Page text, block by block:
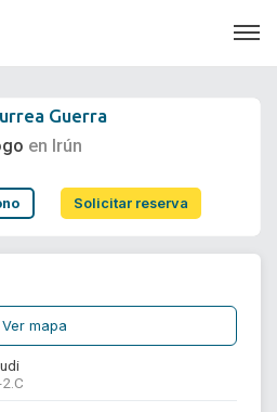
Soporte
Guerra
en Irún
Solicitar reserva
Ver mapa